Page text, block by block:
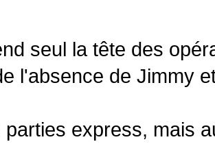
seul la tête des
l'absence de Jimmy
parties express, mais